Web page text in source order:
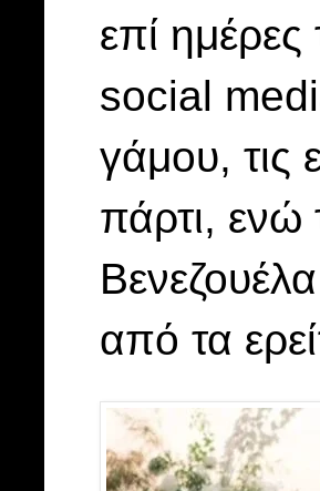
επί
social
γάμου, τις
πάρτι, ενώ
από τα